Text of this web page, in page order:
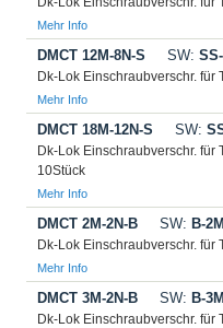
Mehr Info
DMCT 12M-8N-S SW:
Dk-Lok Einschraubverschr. für
Mehr Info
DMCT 18M-12N-S SW:
Dk-Lok Einschraubverschr. für
10Stück
Mehr Info
DMCT 2M-2N-B SW: B-
Dk-Lok Einschraubverschr. für
Mehr Info
DMCT 3M-2N-B SW: B-
Dk-Lok Einschraubverschr. für